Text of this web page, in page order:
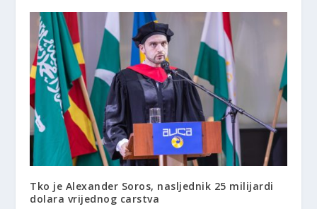
Tko je Alexander Soros, nasljednik 25 milijardi
dolara vrijednog carstva